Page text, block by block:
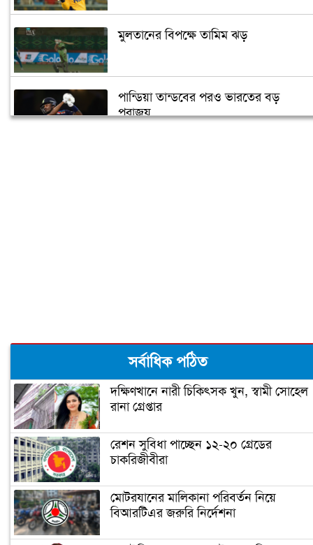
মুলতানের বিপক্ষে তামিম ঝড়
পান্ডিয়া তান্ডবের পরও ভারতের বড়
পরাজয়
‘আপনি ক্রিকেটার, হিন্দুদের ধর্মগুরু নন’
মাশরাফির ক্যারিয়ার শেষ!
ফিটনেসে সাকিবের সফলতার রহস্য ফাঁস
সর্বাধিক পঠিত
দক্ষিণখানে নারী চিকিৎসক খুন, স্বামী সোহেল
রানা গ্রেপ্তার
রেশন সুবিধা পাচ্ছেন ১২-২০ গ্রেডের
চাকরিজীবীরা
মোটরযানের মালিকানা পরিবর্তন নিয়ে
বিআরটিএর জরুরি নির্দেশনা